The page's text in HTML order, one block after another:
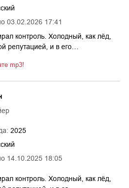
03.02.2026 17:41
контроль. Холодный, как лёд,
репутацией, и в его…
mp3!
14.10.2025 18:05
2025
контроль. Холодный, как лёд,